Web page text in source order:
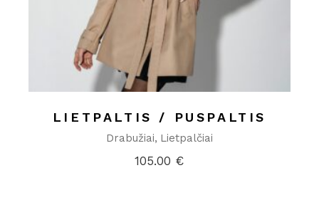
LIETPALTIS / PUSPALTIS
Drabužiai Lietpalčiai
105.00 €